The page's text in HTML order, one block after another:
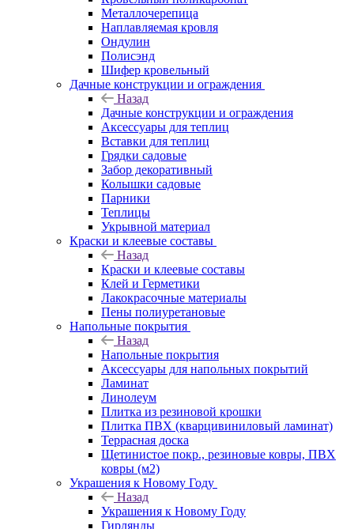
Металлочерепица
Наплавляемая кровля
Ондулин
Полисэнд
Шифер кровельный
Дачные конструкции и ограждения
Назад
Дачные конструкции и ограждения
Аксессуары для теплиц
Вставки для теплиц
Грядки садовые
Забор декоративный
Колышки садовые
Парники
Теплицы
Укрывной материал
Краски и клеевые составы
Назад
Краски и клеевые составы
Клей и Герметики
Лакокрасочные материалы
Пены полиуретановые
Напольные покрытия
Назад
Напольные покрытия
Аксессуары для напольных покрытий
Ламинат
Линолеум
Плитка из резиновой крошки
Плитка ПВХ (кварцивиниловый ламинат)
Террасная доска
Щетинистое покр., резиновые ковры, ПВХ
ковры (м2)
Украшения к Новому Году
Назад
Украшения к Новому Году
Гирлянды